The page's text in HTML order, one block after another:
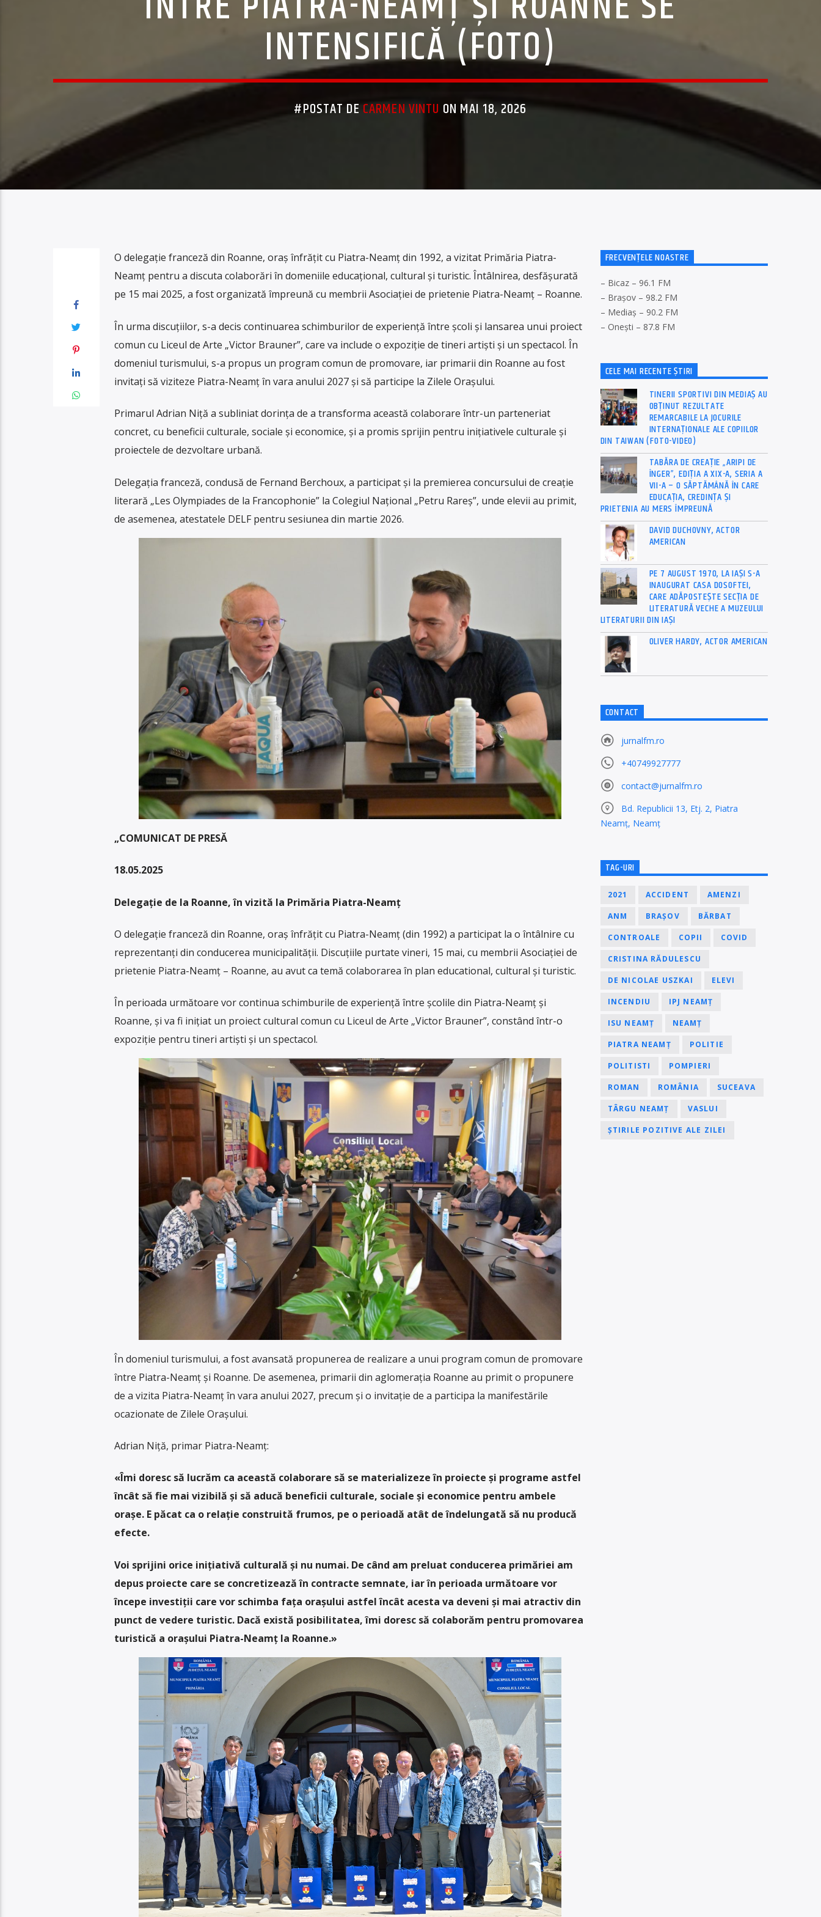
INTENSIFICĂ (FOTO)
#POSTAT DECARMEN VINTU ON MAI 18, 2026
O delegație franceză din Roanne, oraș înfrățit cu Piatra-Neamț din 1992, a vizitat Primăria Piatra-
Neamț pentru a discuta colaborări în domeniile educațional, cultural și turistic. Întâlnirea, desfășurată
pe 15 mai 2025, a fost organizată împreună cu membrii Asociației de prietenie Piatra-Neamț – Roanne.
În urma discuțiilor, s-a decis continuarea schimburilor de experiență între școli și lansarea unui proiect
comun cu Liceul de Arte „Victor Brauner”, care va include o expoziție de tineri artiști și un spectacol. În
domeniul turismului, s-a propus un program comun de promovare, iar primarii din Roanne au fost
invitați să viziteze Piatra-Neamț în vara anului 2027 și să participe la Zilele Orașului.
Primarul Adrian Niță a subliniat dorința de a transforma această colaborare într-un parteneriat
concret, cu beneficii culturale, sociale și economice, și a promis sprijin pentru inițiativele culturale și
proiectele de dezvoltare urbană.
Delegația franceză, condusă de Fernand Berchoux, a participat și la premierea concursului de creație
literară „Les Olympiades de la Francophonie” la Colegiul Național „Petru Rareș”, unde elevii au primit,
de asemenea, atestatele DELF pentru sesiunea din martie 2026.
„COMUNICAT DE PRESĂ
18.05.2025
Delegație de la Roanne, în vizită la Primăria Piatra-Neamț
O delegație franceză din Roanne, oraș înfrățit cu Piatra-Neamț (din 1992) a participat la o întâlnire cu
reprezentanți din conducerea municipalității. Discuțiile purtate vineri, 15 mai, cu membrii Asociației de
prietenie Piatra-Neamț – Roanne, au avut ca temă colaborarea în plan educational, cultural și turistic.
În perioada următoare vor continua schimburile de experiență între școlile din Piatra-Neamț și
Roanne, și va fi inițiat un proiect cultural comun cu Liceul de Arte „Victor Brauner”, constând într-o
expoziție pentru tineri artiști și un spectacol.
În domeniul turismului, a fost avansată propunerea de realizare a unui program comun de promovare
între Piatra-Neamț și Roanne. De asemenea, primarii din aglomerația Roanne au primit o propunere
de a vizita Piatra-Neamț în vara anului 2027, precum și o invitație de a participa la manifestările
ocazionate de Zilele Orașului.
Adrian Niță, primar Piatra-Neamț:
«Îmi doresc să lucrăm ca această colaborare să se materializeze în proiecte și programe astfel
încât să fie mai vizibilă și să aducă beneficii culturale, sociale și economice pentru ambele
orașe. E păcat ca o relație construită frumos, pe o perioadă atât de îndelungată să nu producă
efecte.
Voi sprijini orice inițiativă culturală și nu numai. De când am preluat conducerea primăriei am
depus proiecte care se concretizează în contracte semnate, iar în perioada următoare vor
începe investiții care vor schimba fața orașului astfel încât acesta va deveni și mai atractiv din
punct de vedere turistic. Dacă există posibilitatea, îmi doresc să colaborăm pentru promovarea
turistică a orașului Piatra-Neamț la Roanne.»
FRECVENȚELE NOASTRE
– Bicaz – 96.1 FM
– Brașov – 98.2 FM
– Mediaș – 90.2 FM
– Onești – 87.8 FM
CELE MAI RECENTE ȘTIRI
TINERII SPORTIVI DIN MEDIAȘ AU
OBȚINUT REZULTATE
REMARCABILE LA JOCURILE
INTERNAȚIONALE ALE COPIILOR
DIN TAIWAN (FOTO-VIDEO)
TABĂRA DE CREAȚIE „ARIPI DE
ÎNGER”, EDIȚIA A XIX-A, SERIA A
VII-A – O SĂPTĂMÂNĂ ÎN CARE
EDUCAȚIA, CREDINȚA ȘI
PRIETENIA AU MERS ÎMPREUNĂ
DAVID DUCHOVNY, ACTOR
AMERICAN
PE 7 AUGUST 1970, LA IAŞI S-A
INAUGURAT CASA DOSOFTEI,
CARE ADĂPOSTEŞTE SECŢIA DE
LITERATURĂ VECHE A MUZEULUI
LITERATURII DIN IAŞI
OLIVER HARDY, ACTOR AMERICAN
CONTACT
jurnalfm.ro
+40749927777
contact@jurnalfm.ro
Bd. Republicii 13, Etj. 2, Piatra
Neamț, Neamț
TAG-URI
2021 ACCIDENT AMENZI
ANM BRAȘOV BĂRBAT
CONTROALE COPII COVID
CRISTINA RĂDULESCU
DE NICOLAE USZKAI ELEVI
INCENDIU IPJ NEAMȚ
ISU NEAMȚ NEAMȚ
PIATRA NEAMȚ POLITIE
POLITISTI POMPIERI
ROMAN ROMÂNIA SUCEAVA
TÂRGU NEAMȚ VASLUI
ȘTIRILE POZITIVE ALE ZILEI